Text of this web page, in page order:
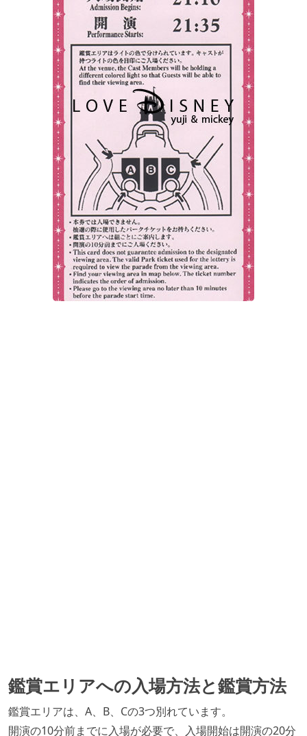
鑑賞エリアへの入場方法と鑑賞方法
鑑賞エリアは、A、B、Cの3つ別れています。
開演の10分前までに入場が必要で、入場開始は開演の20分